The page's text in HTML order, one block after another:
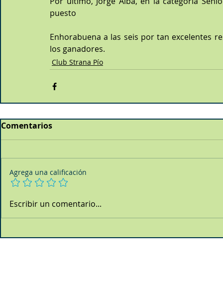
puesto
Enhorabuena a las seis por tan excelentes
los ganadores.
Club Strana Pío
Comentarios
Agrega una calificación
Escribir un comentario...